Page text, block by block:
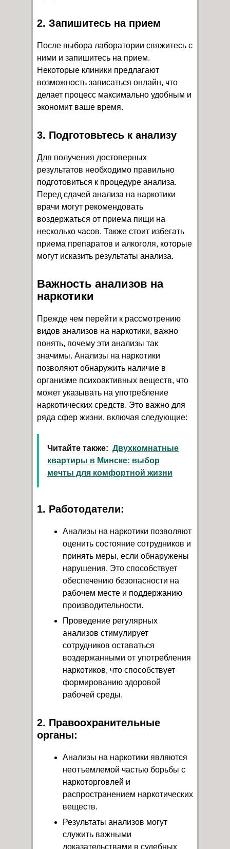
2. Запишитесь на прием
После выбора лаборатории свяжитесь с
ними и запишитесь на прием.
Некоторые клиники предлагают
возможность записаться онлайн, что
делает процесс максимально удобным и
экономит ваше время.
3. Подготовьтесь к анализу
Для получения достоверных
результатов необходимо правильно
подготовиться к процедуре анализа.
Перед сдачей анализа на наркотики
врачи могут рекомендовать
воздержаться от приема пищи на
несколько часов. Также стоит избегать
приема препаратов и алкоголя, которые
могут исказить результаты анализа.
Важность анализов на
наркотики
Прежде чем перейти к рассмотрению
видов анализов на наркотики, важно
понять, почему эти анализы так
значимы. Анализы на наркотики
позволяют обнаружить наличие в
организме психоактивных веществ, что
может указывать на употребление
наркотических средств. Это важно для
ряда сфер жизни, включая следующие:
Читайте также: Двухкомнатные
квартиры в Минске: выбор
мечты для комфортной жизни
1. Работодатели:
Анализы на наркотики позволяют
оценить состояние сотрудников и
принять меры, если обнаружены
нарушения. Это способствует
обеспечению безопасности на
рабочем месте и поддержанию
производительности.
Проведение регулярных
анализов стимулирует
сотрудников оставаться
воздержанными от употребления
наркотиков, что способствует
формированию здоровой
рабочей среды.
2. Правоохранительные
органы:
Анализы на наркотики являются
неотъемлемой частью борьбы с
наркоторговлей и
распространением наркотических
веществ.
Результаты анализов могут
служить важными
доказательствами в судебных